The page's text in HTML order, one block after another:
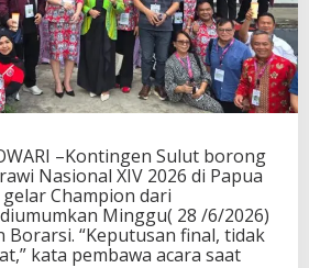
–Kontingen Sulut borong
Nasional XIV 2026 di Papua
Champion dari
Minggu( 28 /6/2026)
Borarsi. “Keputusan final, tidak
kata pembawa acara saat